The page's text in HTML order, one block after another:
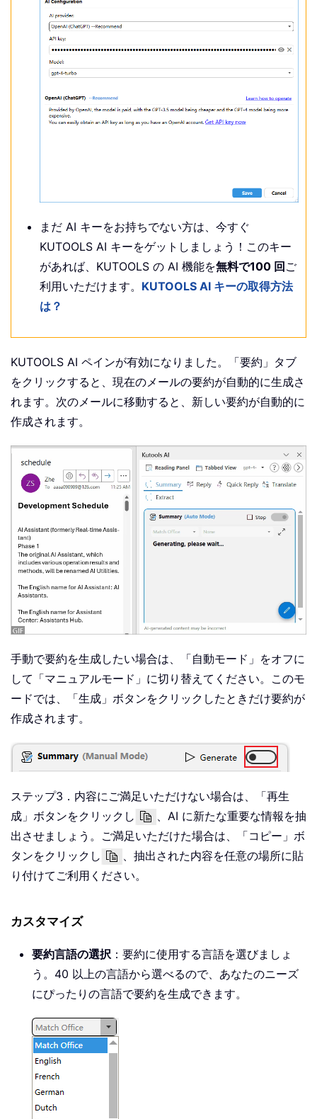
まだ AI キーをお持ちでない方は、今すぐ
KUTOOLS AI キーをゲットしましょう！このキー
があれば、KUTOOLS の AI 機能を無料で100 回 ご
利用いただけます。 KUTOOLS AI キーの取得方法
は？
KUTOOLS AI ペインが有効になりました。「要約」タブ
をクリックすると、現在のメールの要約が自動的に生成さ
れます。次のメールに移動すると、新しい要約が自動的に
作成されます。
手動で要約を生成したい場合は、「自動モード」をオフに
して「マニュアルモード」に切り替えてください。このモ
ードでは、「生成」ボタンをクリックしたときだけ要約が
作成されます。
ステップ3．内容にご満足いただけない場合は、「再生
成」ボタンをクリックし
、AI に新たな重要な情報を抽
出させましょう。ご満足いただけた場合は、「コピー」ボ
タンをクリックし
、抽出された内容を任意の場所に貼
り付けてご利用ください。
カスタマイズ
要約言語の選択 ：要約に使用する言語を選びましょ
う。40 以上の言語から選べるので、あなたのニーズ
にぴったりの言語で要約を生成できます。